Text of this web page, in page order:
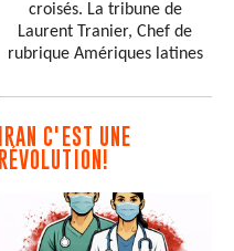
croisés. La tribune de
Laurent Tranier, Chef de
rubrique Amériques latines
IRAN C'EST UNE
RÉVOLUTION!